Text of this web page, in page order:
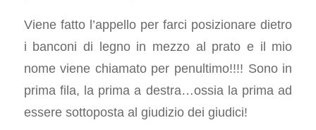
Viene fatto l’appello per farci posizionare dietro
i banconi di legno in mezzo al prato e il mio
nome viene chiamato per penultimo!!!! Sono in
prima fila, la prima a destra…ossia la prima ad
essere sottoposta al giudizio dei giudici!